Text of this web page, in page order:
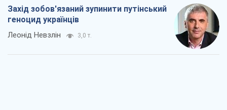
Захід зобов'язаний зупинити путінський
геноцид українців
Леонід Невзлін 3,0 т.